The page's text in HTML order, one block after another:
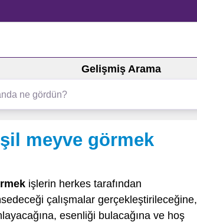
Gelişmiş Arama
meyve görmek
işlerin herkes tarafından
çalışmalar gerçekleştirileceğine,
esenliği bulacağına ve hoş